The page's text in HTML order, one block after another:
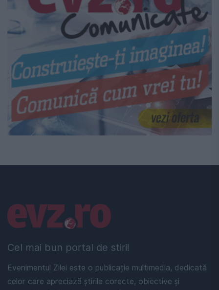
Cel mai bun portal de stiri!
Evenimentul Zilei este o publicație multimedia, dedicată
celor care apreciază știrile corecte, obiective și
Linkuri utile